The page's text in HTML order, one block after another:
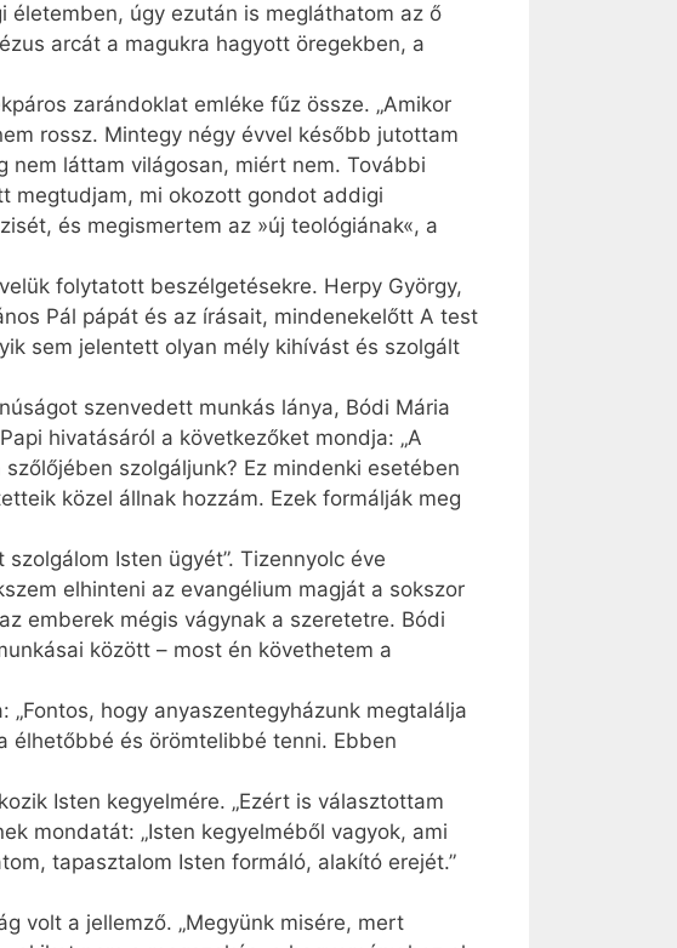
életemben, úgy ezután is megláthatom az ő
arcát a magukra hagyott öregekben, a
zarándoklat emléke fűz össze. „Amikor
rossz. Mintegy négy évvel később jutottam
nem láttam világosan, miért nem. További
megtudjam, mi okozott gondot addigi
és megismertem az »új teológiának«, a
folytatott beszélgetésekre. Herpy György,
Pál pápát és az írásait, mindenekelőtt A test
sem jelentett olyan mély kihívást és szolgált
szenvedett munkás lánya, Bódi Mária
hivatásáról a következőket mondja: „A
szolgáljunk? Ez mindenki esetében
közel állnak hozzám. Ezek formálják meg
Isten ügyét”. Tizennyolc éve
elhinteni az evangélium magját a sokszor
emberek mégis vágynak a szeretetre. Bódi
között – most én követhetem a
hogy anyaszentegyházunk megtalálja
élhetőbbé és örömtelibbé tenni. Ebben
Isten kegyelmére. „Ezért is választottam
mondatát: „Isten kegyelméből vagyok, ami
tapasztalom Isten formáló, alakító erejét.”
volt a jellemző. „Megyünk misére, mert